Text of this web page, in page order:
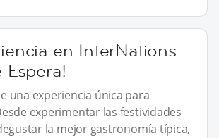
en InterNations
Espera!
una experiencia única para
experimentar las festividades
la mejor gastronomía típica,